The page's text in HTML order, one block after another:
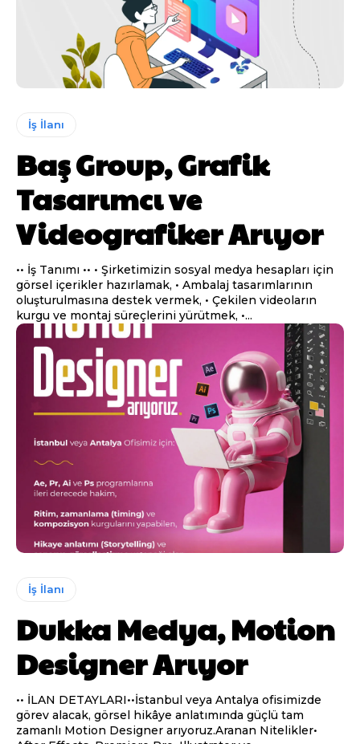
İş İlanı
Baş Group, Grafik
Tasarımcı ve
Videografiker Arıyor
•• İş Tanımı •• • Şirketimizin sosyal medya hesapları için
görsel içerikler hazırlamak, • Ambalaj tasarımlarının
oluşturulmasına destek vermek, • Çekilen videoların
kurgu ve montaj süreçlerini yürütmek, •...
İş İlanı
Dukka Medya, Motion
Designer Arıyor
•• İLAN DETAYLARI••İstanbul veya Antalya ofisimizde
görev alacak, görsel hikâye anlatımında güçlü tam
zamanlı Motion Designer arıyoruz.Aranan Nitelikler•